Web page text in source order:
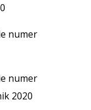
numer
numer
2020